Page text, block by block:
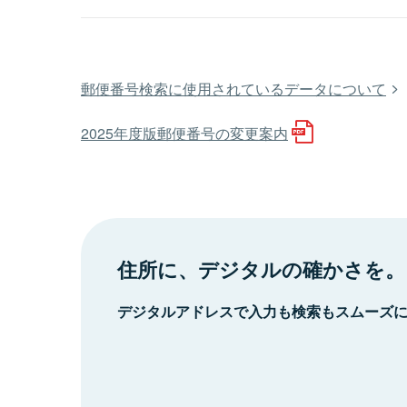
郵便番号検索に使用されているデータについて
2025年度版郵便番号の変更案内
住所に、デジタルの確かさを。
デジタルアドレスで入力も検索もスムーズ